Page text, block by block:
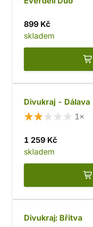
899 Kč
skladem
Divukraj - Dálava
1×
1 259 Kč
skladem
Divukraj: Břitva